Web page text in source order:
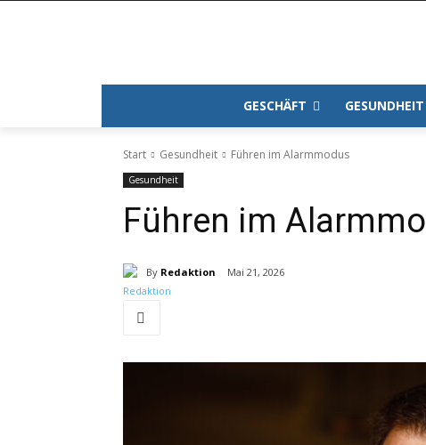
GESCHÄFT GESUNDHEIT
Start Gesundheit Führen im Alarmmodus
Gesundheit
Führen im
By Redaktion Mai 21, 2026